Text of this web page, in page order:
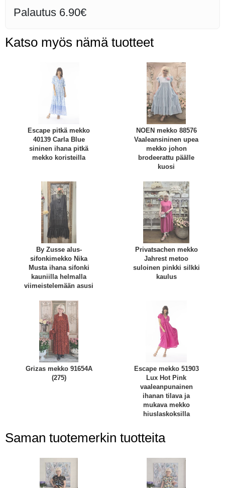
Palautus 6.90€
Katso myös nämä tuotteet
Escape pitkä mekko
40139 Carla Blue
sininen ihana pitkä
mekko koristeilla
NOEN mekko 88576
Vaaleansininen upea
mekko johon
brodeerattu päälle
kuosi
By Zusse alus-
sifonkimekko Nika
Musta ihana sifonki
kauniilla helmalla
viimeistelemään asusi
Privatsachen mekko
Jahrest metoo
suloinen pinkki silkki
kaulus
Grizas mekko 91654A
(275)
Escape mekko 51903
Lux Hot Pink
vaaleanpunainen
ihanan tilava ja
mukava mekko
hiuslaskoksilla
Saman tuotemerkin tuotteita